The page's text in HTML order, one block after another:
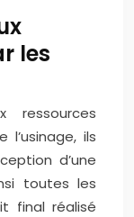
les
ils
d’une
toutes les
final réalisé